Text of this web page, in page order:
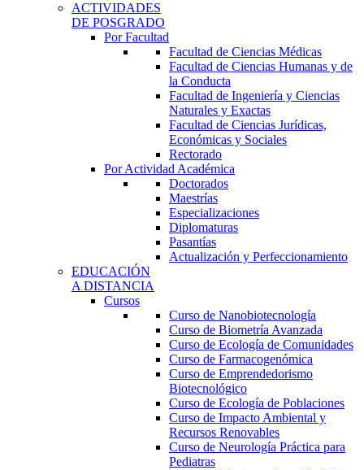
ACTIVIDADES
DE POSGRADO
Por Facultad
Facultad de Ciencias Médicas
Facultad de Ciencias Humanas y de
la Conducta
Facultad de Ingeniería y Ciencias
Naturales y Exactas
Facultad de Ciencias Jurídicas,
Económicas y Sociales
Rectorado
Por Actividad Académica
Doctorados
Maestrías
Especializaciones
Diplomaturas
Pasantías
Actualización y Perfeccionamiento
EDUCACIÓN
A DISTANCIA
Cursos
Curso de Nanobiotecnología
Curso de Biometría Avanzada
Curso de Ecología de Comunidades
Curso de Farmacogenómica
Curso de Emprendedorismo
Biotecnológico
Curso de Ecología de Poblaciones
Curso de Impacto Ambiental y
Recursos Renovables
Curso de Neurología Práctica para
Pediatras